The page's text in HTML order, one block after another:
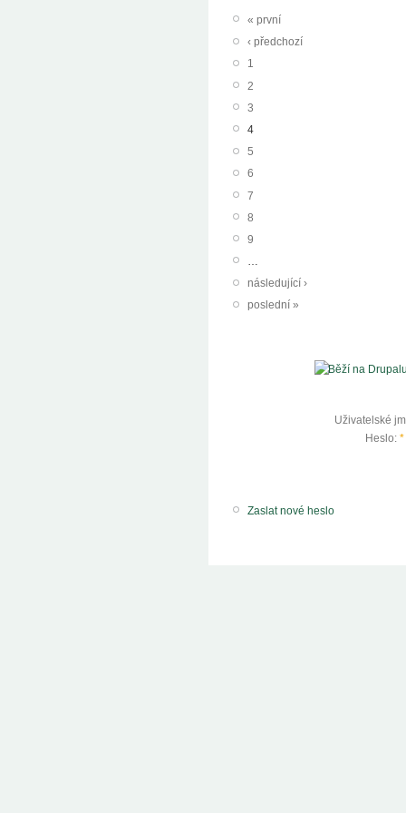
« první
‹ předchozí
1
2
3
4
5
6
7
8
9
…
následující ›
poslední »
Uživatelské
Heslo: *
Zaslat nové heslo